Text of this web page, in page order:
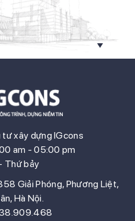
xây dựng IGcons
am - 05:00 pm
Thứ bảy
Giải Phóng, Phương Liệt,
Hà Nội.